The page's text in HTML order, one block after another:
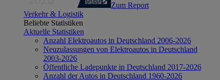
Zum Report
Verkehr & Logistik
Beliebte Statistiken
Aktuelle Statistiken
Anzahl Elektroautos in Deutschland 2006-2026
Neuzulassungen von Elektroautos in Deutschland
2003-2026
Öffentliche Ladepunkte in Deutschland 2017-2026
Anzahl der Autos in Deutschland 1960-2026